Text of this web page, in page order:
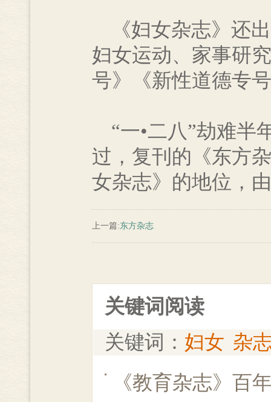
《妇女杂志》还
妇女运动、家事研
号》《新性道德专
“一•二八”劫难半
过，复刊的《东方
女杂志》的地位，
上一篇:东方杂志
关键词阅读
关键词： 妇女 杂
《教育杂志》百